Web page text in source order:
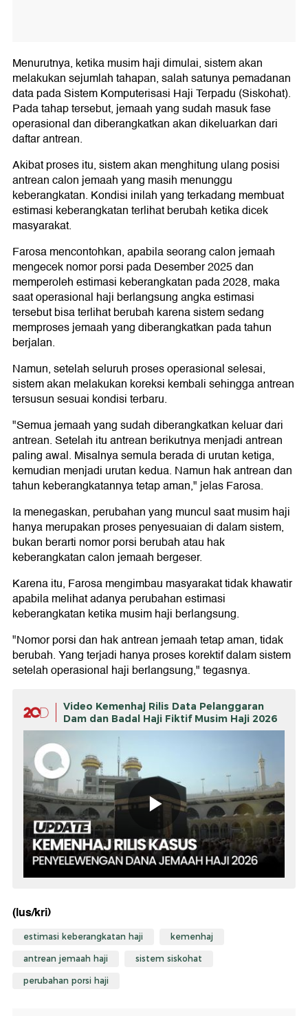
Menurutnya, ketika musim haji dimulai, sistem akan
melakukan sejumlah tahapan, salah satunya pemadanan
data pada Sistem Komputerisasi Haji Terpadu (Siskohat).
Pada tahap tersebut, jemaah yang sudah masuk fase
operasional dan diberangkatkan akan dikeluarkan dari
daftar antrean.
Akibat proses itu, sistem akan menghitung ulang posisi
antrean calon jemaah yang masih menunggu
keberangkatan. Kondisi inilah yang terkadang membuat
estimasi keberangkatan terlihat berubah ketika dicek
masyarakat.
Farosa mencontohkan, apabila seorang calon jemaah
mengecek nomor porsi pada Desember 2025 dan
memperoleh estimasi keberangkatan pada 2028, maka
saat operasional haji berlangsung angka estimasi
tersebut bisa terlihat berubah karena sistem sedang
memproses jemaah yang diberangkatkan pada tahun
berjalan.
Namun, setelah seluruh proses operasional selesai,
sistem akan melakukan koreksi kembali sehingga antrean
tersusun sesuai kondisi terbaru.
"Semua jemaah yang sudah diberangkatkan keluar dari
antrean. Setelah itu antrean berikutnya menjadi antrean
paling awal. Misalnya semula berada di urutan ketiga,
kemudian menjadi urutan kedua. Namun hak antrean dan
tahun keberangkatannya tetap aman," jelas Farosa.
Ia menegaskan, perubahan yang muncul saat musim haji
hanya merupakan proses penyesuaian di dalam sistem,
bukan berarti nomor porsi berubah atau hak
keberangkatan calon jemaah bergeser.
Karena itu, Farosa mengimbau masyarakat tidak khawatir
apabila melihat adanya perubahan estimasi
keberangkatan ketika musim haji berlangsung.
"Nomor porsi dan hak antrean jemaah tetap aman, tidak
berubah. Yang terjadi hanya proses korektif dalam sistem
setelah operasional haji berlangsung," tegasnya.
Video Kemenhaj Rilis Data Pelanggaran
Dam dan Badal Haji Fiktif Musim Haji 2026
(lus/kri)
estimasi keberangkatan haji kemenhaj
antrean jemaah haji sistem siskohat
perubahan porsi haji